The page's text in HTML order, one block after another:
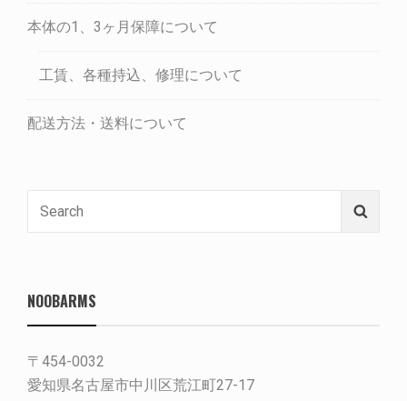
本体の1、3ヶ月保障について
工賃、各種持込、修理について
配送方法・送料について
NOOBARMS
〒454-0032
愛知県名古屋市中川区荒江町27-17